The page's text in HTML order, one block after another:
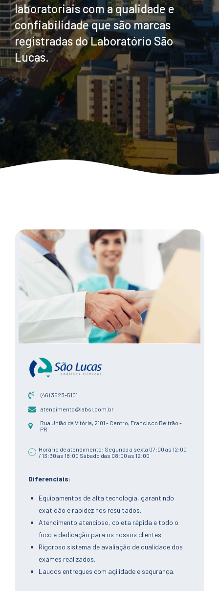
laboratoriais com a qualidade e
confiabilidade que são marcas
registradas do Laboratório São
Lucas.
(46) 3523-5101
atendimento@labsl.com.br
Rua União da Vitória, 2101 - Centro, Francisco Beltrão -
PR
Horário de atendimento: Segunda a sexta 07:00 as 12:00
/ 13:30 as 18:00 Sábado das 08:00 as 12:00
Diferenciais:
Equipamentos de alta tecnologia, garantindo
exatidão e rapidez nos resultados.
Atendimento atencioso, coleta rápida e todo o
foco e dedicação para os nossos clientes.
Rigoroso sistema de avaliação de qualidade dos
exames realizados.
Laudos entregues com agilidade e segurança.